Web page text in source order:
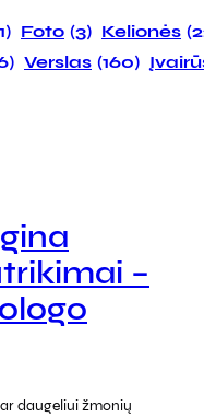
Foto (3) Kelionės
Verslas (160)
–
daugeliui žmonių